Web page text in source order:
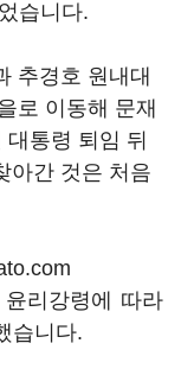
습니다.
추경호 원내대
로 이동해 문재
통령 퇴임 뒤
아간 것은 처음
리강령에 따라
습니다.